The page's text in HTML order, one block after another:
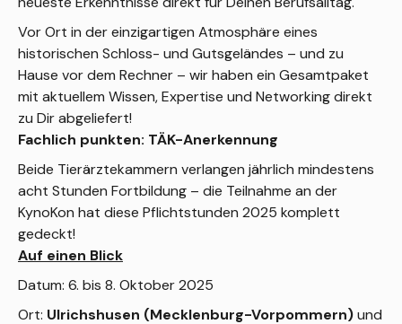
Vor Ort in der einzigartigen Atmosphäre eines
historischen Schloss- und Gutsgeländes – und zu
Hause vor dem Rechner – wir haben ein Gesamtpaket
mit aktuellem Wissen, Expertise und Networking direkt
zu Dir abgeliefert!
Fachlich punkten: TÄK-Anerkennung
Beide Tierärztekammern verlangen jährlich mindestens
acht Stunden Fortbildung – die Teilnahme an der
KynoKon hat diese Pflichtstunden 2025 komplett
gedeckt!
Auf einen Blick
Datum: 6. bis 8. Oktober 2025
Ort: Ulrichshusen (Mecklenburg-Vorpommern)und